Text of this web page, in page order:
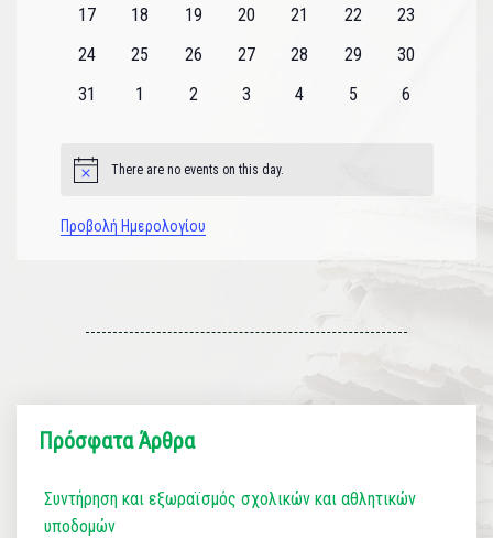
0
17
0
18
0
19
0
20
0
21
0
22
0
23
0
24
0
25
0
26
0
27
0
28
0
29
0
30
0
31
0
1
0
2
0
3
0
4
0
5
0
6
Notice There are no events on this day.
Προβολή Ημερολογίου
Πρόσφατα Άρθρα
Συντήρηση και εξωραϊσμός σχολικών και αθλητικών
υποδομών